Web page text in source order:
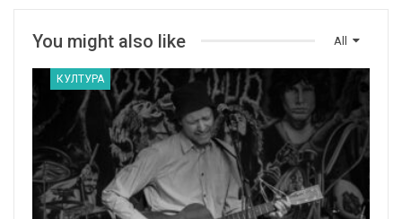
All
You might also like
КУЛТУРА